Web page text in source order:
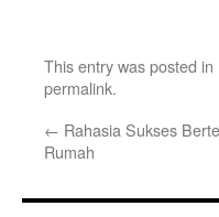
This entry was posted in
permalink.
← Rahasia Sukses
Rumah